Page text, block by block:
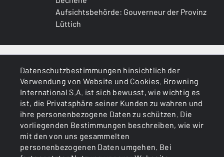
Datenschutzbestimmungen hinsichtlich der
Verwendung von Website und Cookies. Browning
International S.A. ist sich bewusst, wie wichtig es
ist, die Privatsphäre seiner Kunden zu wahren und
ihre personenbezogene Daten zu schützen. Die
vorliegenden Bestimmungen beschreiben, wie wir
mit den von uns gesammelten
personenbezogenen Daten umgehen. Bei
Aufsichtsbehörde: Gouverneur der Provinz
Lüttich
DIENSTLEISTUNGEN